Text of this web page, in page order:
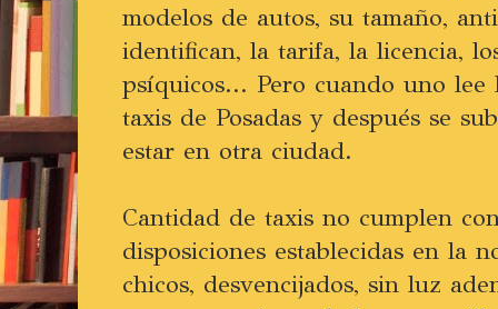
modelos de autos, su tamaño,
identifican, la tarifa, la licencia,
psíquicos... Pero cuando uno
taxis de Posadas y después se
estar en otra ciudad.
Cantidad de taxis no cumplen
disposiciones establecidas en la
chicos, desvencijados, sin luz